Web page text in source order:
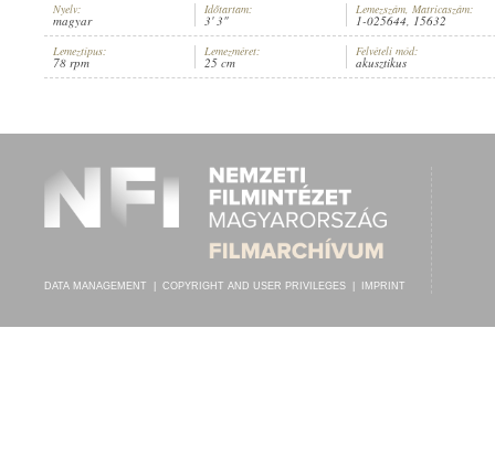
ARTIST: KOZÁK GÁBOR CIGÁNYZENEKARA
RECORD NUMBER:
Nyelv:
magyar
Időtartam:
3' 3"
Lemezszám, Matricaszám:
1-025644, 15632
Lemeztípus:
78 rpm
Lemezméret:
25 cm
Felvételi mód:
akusztikus
DATA MANAGEMENT COPYRIGHT AND USER PRIVILEGES IMPRINT